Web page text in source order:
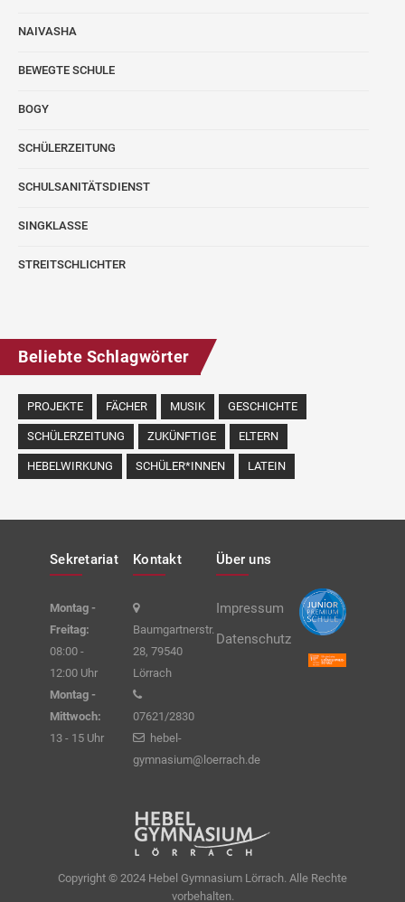
NAIVASHA
BEWEGTE SCHULE
BOGY
SCHÜLERZEITUNG
SCHULSANITÄTSDIENST
SINGKLASSE
STREITSCHLICHTER
Beliebte Schlagwörter
PROJEKTE FÄCHER MUSIK GESCHICHTE
SCHÜLERZEITUNG ZUKÜNFTIGE ELTERN
HEBELWIRKUNG SCHÜLER*INNEN LATEIN
Sekretariat
Montag -
Freitag:
08:00 -
12:00 Uhr
Montag -
Mittwoch:
13 - 15 Uhr
Kontakt
Baumgartnerstr.
28, 79540
Lörrach
07621/2830
hebel-
gymnasium@loerrach.de
Über uns
Impressum
Datenschutz
Copyright © 2024 Hebel Gymnasium Lörrach. Alle Rechte
vorbehalten.